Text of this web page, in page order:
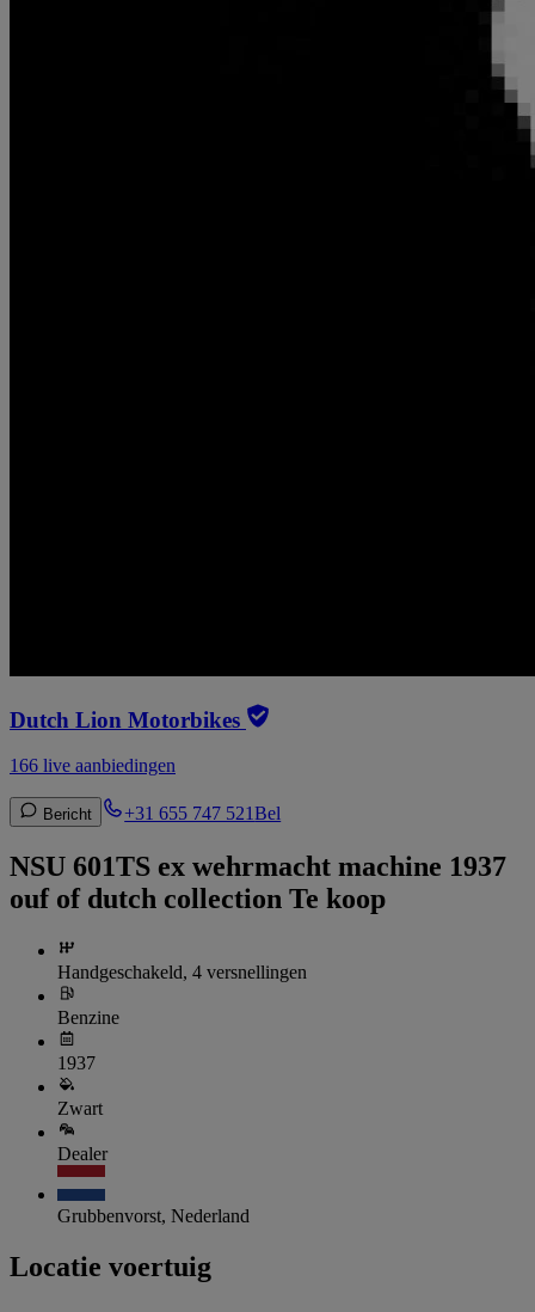
Dutch Lion Motorbikes
166 live aanbiedingen
Bericht +31 655 747 521Bel
NSU 601TS ex wehrmacht machine 1937
ouf of dutch collection Te koop
Handgeschakeld, 4 versnellingen
Benzine
1937
Zwart
Dealer
Grubbenvorst, Nederland
Locatie voertuig